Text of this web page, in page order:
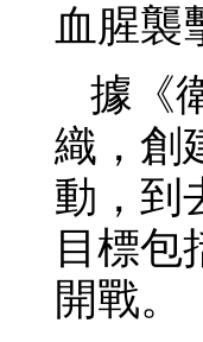
血腥襲
據《
織，創
動，到
目標包
開戰。